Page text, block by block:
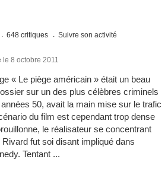
648 critiques Suivre son activité
le 8 octobre 2011
« Le piège américain » était un beau
sur un des plus célèbres criminels
50, avait la main mise sur le trafic
du film est cependant trop dense
le réalisateur se concentrant
fut soi disant impliqué dans
Tentant ...